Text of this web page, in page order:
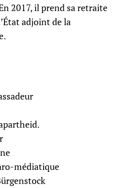
2017, il prend sa retraite
adjoint de la
médiatique